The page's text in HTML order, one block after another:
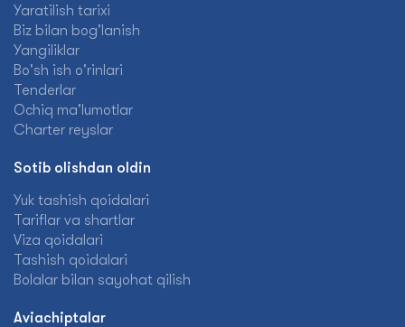
Yaratilish tarixi
Biz bilan bog'lanish
Yangiliklar
Bo'sh ish o'rinlari
Tenderlar
Ochiq ma'lumotlar
Charter reyslar
Sotib olishdan oldin
Yuk tashish qoidalari
Tariflar va shartlar
Viza qoidalari
Tashish qoidalari
Bolalar bilan sayohat qilish
Aviachiptalar